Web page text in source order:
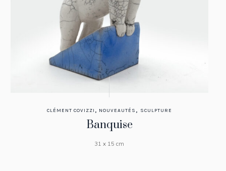
CLÉMENT COVIZZI , NOUVEAUTÉS , SCULPTURE
Banquise
31 x 15 cm